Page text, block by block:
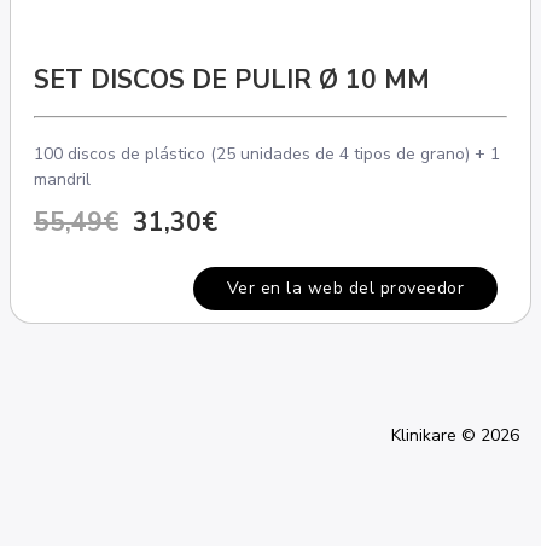
SET DISCOS DE PULIR Ø 10 MM
100 discos de plástico (25 unidades de 4 tipos de grano) + 1
mandril
55,49€ 31,30€
Ver en la web del proveedor
Klinikare © 2026